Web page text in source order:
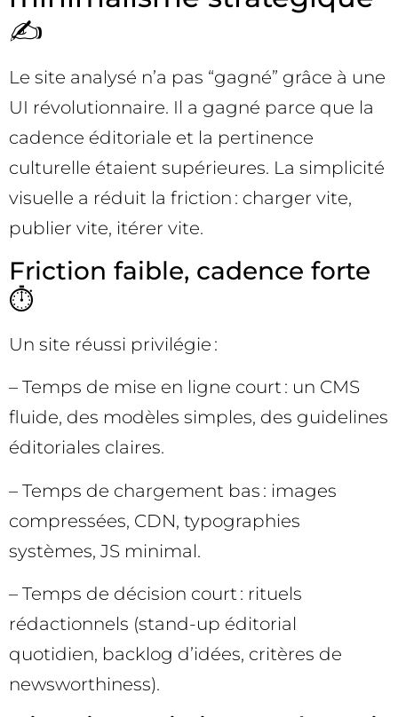
✍️
Le site analysé n’a pas “gagné” grâce à une
UI révolutionnaire. Il a gagné parce que la
cadence éditoriale et la pertinence
culturelle étaient supérieures. La simplicité
visuelle a réduit la friction : charger vite,
publier vite, itérer vite.
Friction faible, cadence forte
⏱️
Un site réussi privilégie :
– Temps de mise en ligne court : un CMS
fluide, des modèles simples, des guidelines
éditoriales claires.
– Temps de chargement bas : images
compressées, CDN, typographies
systèmes, JS minimal.
– Temps de décision court : rituels
rédactionnels (stand-up éditorial
quotidien, backlog d’idées, critères de
newsworthiness).